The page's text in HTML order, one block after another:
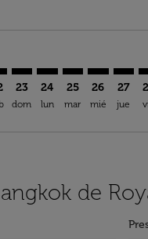
23
dom
24
lun
25
mar
26
mié
27
jue
de